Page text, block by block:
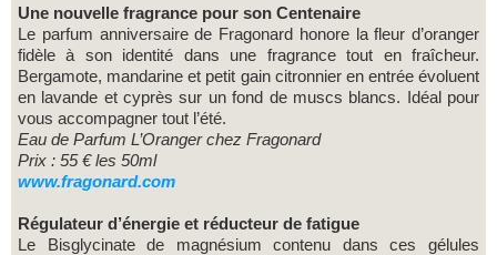
Une nouvelle fragrance pour son Centenaire
Le parfum anniversaire de Fragonard honore la fleur d’oranger
fidèle à son identité dans une fragrance tout en fraîcheur.
Bergamote, mandarine et petit gain citronnier en entrée évoluent
en lavande et cyprès sur un fond de muscs blancs. Idéal pour
vous accompagner tout l’été.
Eau de Parfum L’Oranger chez Fragonard
Prix : 55 € les 50ml
www.fragonard.com
Régulateur d’énergie et réducteur de fatigue
Le Bisglycinate de magnésium contenu dans ces gélules